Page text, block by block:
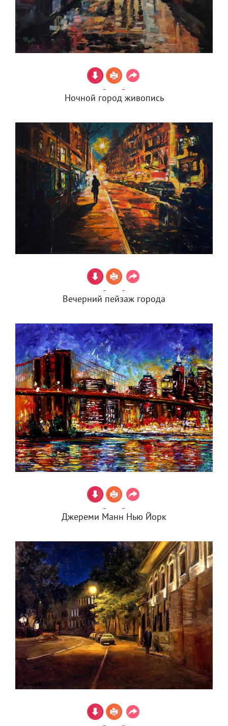
Ночной город живопись
Вечерний пейзаж города
Джереми Манн Нью Йорк